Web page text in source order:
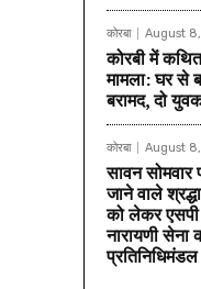
कोरबा August
कोरबी में
मामला: घर से
बरामद, दो
कोरबा August
सावन
जाने वाले
को लेकर एसपी
नारायणी सेना
प्रतिनिधिमंडल